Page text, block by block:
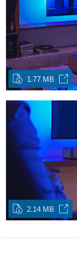
1.77 MB
2.14 MB